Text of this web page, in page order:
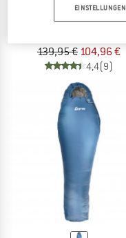
ALVIVO
Ibex Ultra Light
139,95 € 104,96 €
4,4(9)
EINSTELLUNGEN